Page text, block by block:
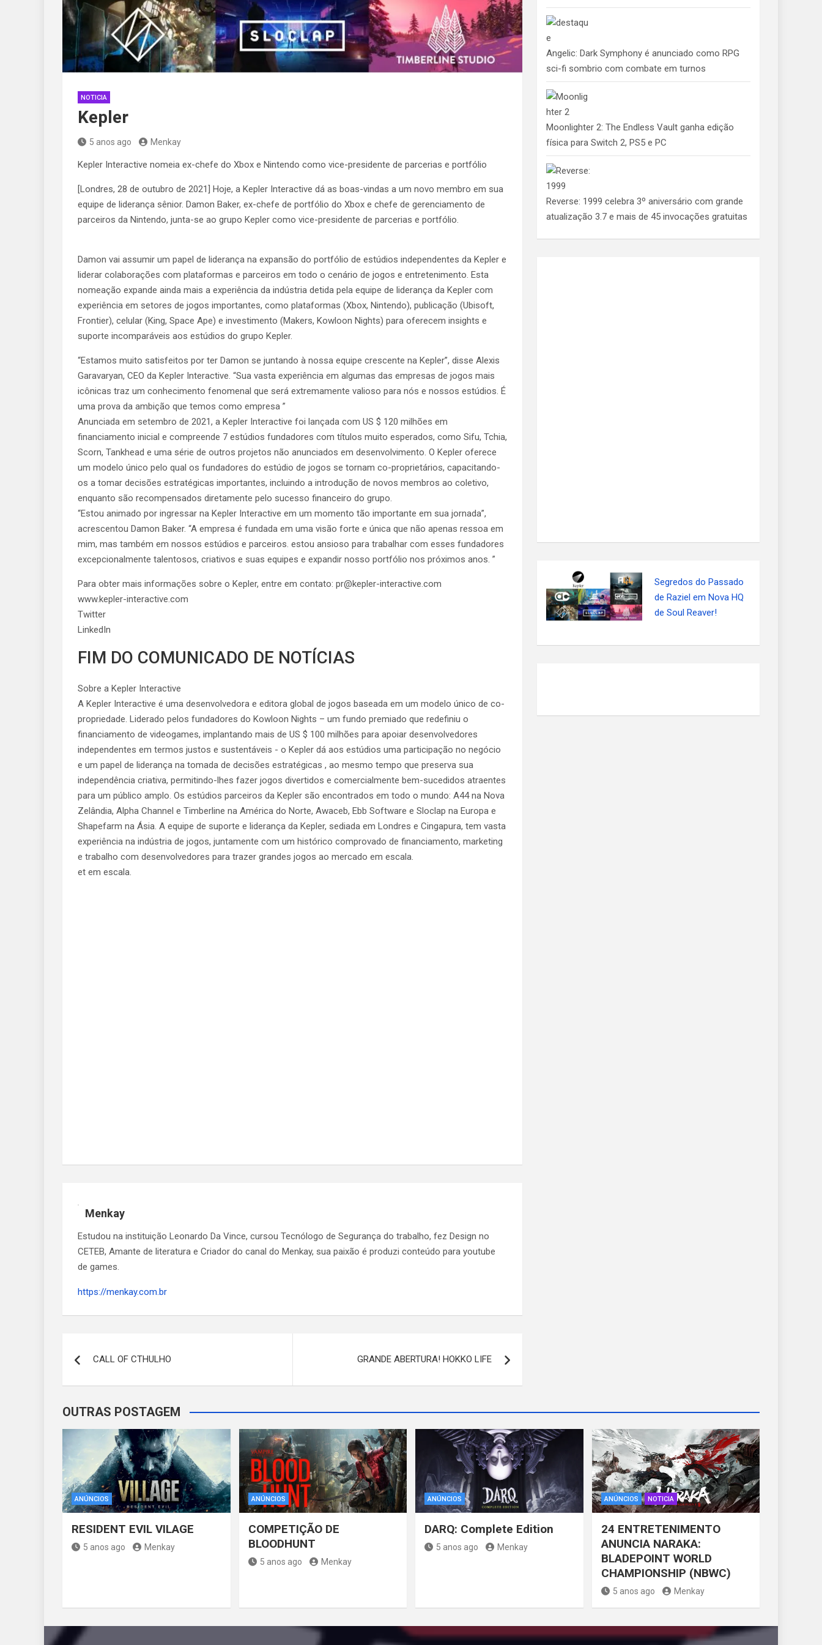
NOTICIA
Kepler
5 anos ago Menkay
Kepler Interactive nomeia ex-chefe do Xbox e Nintendo como vice-presidente de parcerias e portfólio
[Londres, 28 de outubro de 2021] Hoje, a Kepler Interactive dá as boas-vindas a um novo membro em sua
equipe de liderança sênior. Damon Baker, ex-chefe de portfólio do Xbox e chefe de gerenciamento de
parceiros da Nintendo, junta-se ao grupo Kepler como vice-presidente de parcerias e portfólio.
Damon vai assumir um papel de liderança na expansão do portfólio de estúdios independentes da Kepler e
liderar colaborações com plataformas e parceiros em todo o cenário de jogos e entretenimento. Esta
nomeação expande ainda mais a experiência da indústria detida pela equipe de liderança da Kepler com
experiência em setores de jogos importantes, como plataformas (Xbox, Nintendo), publicação (Ubisoft,
Frontier), celular (King, Space Ape) e investimento (Makers, Kowloon Nights) para oferecem insights e
suporte incomparáveis ​​aos estúdios do grupo Kepler.
“Estamos muito satisfeitos por ter Damon se juntando à nossa equipe crescente na Kepler”, disse Alexis
Garavaryan, CEO da Kepler Interactive. “Sua vasta experiência em algumas das empresas de jogos mais
icônicas traz um conhecimento fenomenal que será extremamente valioso para nós e nossos estúdios. É
uma prova da ambição que temos como empresa ”
Anunciada em setembro de 2021, a Kepler Interactive foi lançada com US $ 120 milhões em
financiamento inicial e compreende 7 estúdios fundadores com títulos muito esperados, como Sifu, Tchia,
Scorn, Tankhead e uma série de outros projetos não anunciados em desenvolvimento. O Kepler oferece
um modelo único pelo qual os fundadores do estúdio de jogos se tornam co-proprietários, capacitando-
os a tomar decisões estratégicas importantes, incluindo a introdução de novos membros ao coletivo,
enquanto são recompensados ​​diretamente pelo sucesso financeiro do grupo.
“Estou animado por ingressar na Kepler Interactive em um momento tão importante em sua jornada”,
acrescentou Damon Baker. “A empresa é fundada em uma visão forte e única que não apenas ressoa em
mim, mas também em nossos estúdios e parceiros. estou ansioso para trabalhar com esses fundadores
excepcionalmente talentosos, criativos e suas equipes e expandir nosso portfólio nos próximos anos. ”
Para obter mais informações sobre o Kepler, entre em contato: pr@kepler-interactive.com
www.kepler-interactive.com
Twitter
LinkedIn
FIM DO COMUNICADO DE NOTÍCIAS
Sobre a Kepler Interactive
A Kepler Interactive é uma desenvolvedora e editora global de jogos baseada em um modelo único de co-
propriedade. Liderado pelos fundadores do Kowloon Nights – um fundo premiado que redefiniu o
financiamento de videogames, implantando mais de US $ 100 milhões para apoiar desenvolvedores
independentes em termos justos e sustentáveis ​​- o Kepler dá aos estúdios uma participação no negócio
e um papel de liderança na tomada de decisões estratégicas , ao mesmo tempo que preserva sua
independência criativa, permitindo-lhes fazer jogos divertidos e comercialmente bem-sucedidos atraentes
para um público amplo. Os estúdios parceiros da Kepler são encontrados em todo o mundo: A44 na Nova
Zelândia, Alpha Channel e Timberline na América do Norte, Awaceb, Ebb Software e Sloclap na Europa e
Shapefarm na Ásia. A equipe de suporte e liderança da Kepler, sediada em Londres e Cingapura, tem vasta
experiência na indústria de jogos, juntamente com um histórico comprovado de financiamento, marketing
e trabalho com desenvolvedores para trazer grandes jogos ao mercado em escala.
et em escala.
Menkay
Estudou na instituição Leonardo Da Vince, cursou Tecnólogo de Segurança do trabalho, fez Design no
CETEB, Amante de literatura e Criador do canal do Menkay, sua paixão é produzi conteúdo para youtube
de games.
https://menkay.com.br
de
CALL OF CTHULHO GRANDE ABERTURA! HOKKO LIFE
Angelic: Dark Symphony é anunciado como RPG
sci-fi sombrio com combate em turnos
Moonlighter 2: The Endless Vault ganha edição
física para Switch 2, PS5 e PC
Reverse: 1999 celebra 3º aniversário com grande
atualização 3.7 e mais de 45 invocações gratuitas
Segredos do Passado
de Raziel em Nova HQ
de Soul Reaver!
OUTRAS POSTAGEM
ANÚNCIOS
RESIDENT EVIL VILAGE
5 anos ago Menkay
ANÚNCIOS
COMPETIÇÃO DE
BLOODHUNT
5 anos ago Menkay
ANÚNCIOS
DARQ: Complete Edition
5 anos ago Menkay
ANÚNCIOS NOTICIA
24 ENTRETENIMENTO
ANUNCIA NARAKA:
BLADEPOINT WORLD
CHAMPIONSHIP (NBWC)
5 anos ago Menkay